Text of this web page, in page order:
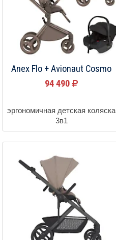
Anex Flo + Avionaut Cosmo
94 490
эргономичная детская коляска
3в1